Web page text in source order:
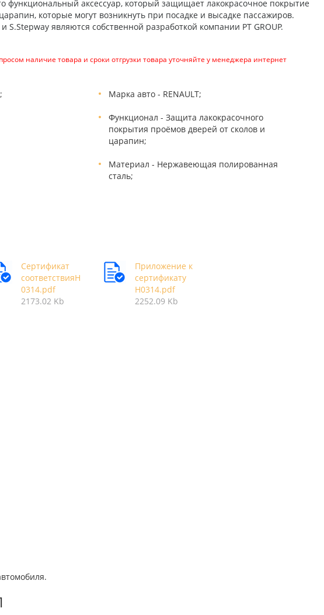
функциональный аксессуар, который защищает лакокрасочное покрытие
которые могут возникнуть при посадке и высадке пассажиров.
S.Stepway являются собственной разработкой компании PT GROUP.
наличие товара и сроки отгрузки товара уточняйте у менеджера интернет
Марка авто - RENAULT;
Функционал - Защита лакокрасочного
покрытия проёмов дверей от сколов и
царапин;
Материал - Нержавеющая полированная
сталь;
Сертификат
соответствияН
0314.pdf
2173.02 Kb
Приложение к
сертификату
Н0314.pdf
2252.09 Kb